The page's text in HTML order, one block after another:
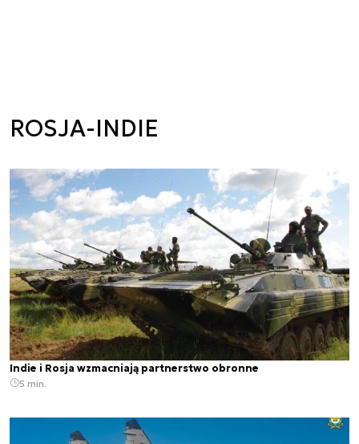
ROSJA-INDIE
Indie i Rosja wzmacniają partnerstwo obronne
5 min.